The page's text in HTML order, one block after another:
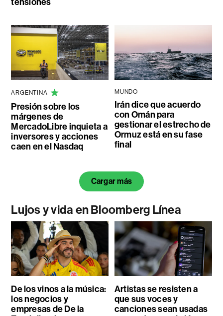
ARGENTINA
Presión sobre los
márgenes de
MercadoLibre inquieta a
inversores y acciones
caen en el Nasdaq
MUNDO
Irán dice que acuerdo
con Omán para
gestionar el estrecho de
Ormuz está en su fase
final
Cargar más
Lujos y vida en Bloomberg Línea
De los vinos a la música:
los negocios y
empresas de De la
Artistas se resisten a
que sus voces y
canciones sean usadas